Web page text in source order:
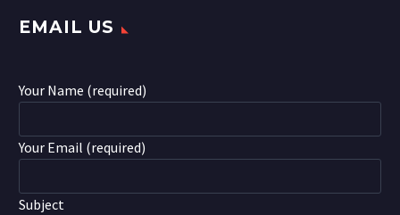
EMAIL US
Your Name (required)
Your Email (required)
Subject